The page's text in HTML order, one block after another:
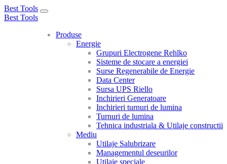
Best Tools
Toggle
Best Tools
Produse
Energie
Grupuri Electrogene Rehlko
Sisteme de stocare a energiei
Surse Regenerabile de Energie
Data Center
Sursa UPS Riello
Inchirieri Generatoare
Inchirieri turnuri de lumina
Turnuri de lumina
Tehnica industriala & Utilaje constructii
Mediu
Utilaje Salubrizare
Managementul deseurilor
Utilaje speciale